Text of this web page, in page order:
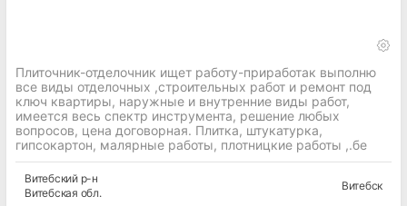
Плиточник-отделочник ищет работу-приработак выполню
все виды отделочных ,строительных работ и ремонт под
ключ квартиры, наружные и внутренние виды работ,
имеется весь спектр инструмента, решение любых
вопросов, цена договорная. Плитка, штукатурка,
гипсокартон, малярные работы, плотницкие работы ,.бе
Витебскийр-н
Витебская обл.
Витебск